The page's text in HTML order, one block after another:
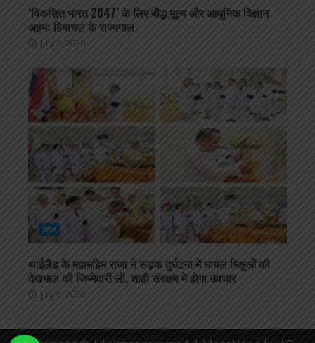
‘विकसित भारत 2047’ के लिए बौद्ध मूल्य और आधुनिक विज्ञान
अहम: हिमाचल के राज्यपाल
July 6, 2026
विदेश
थाईलैंड के महामहिम राजा ने सड़क दुर्घटना में घायल भिक्षुओं की
देखभाल की जिम्मेदारी ली, शाही संरक्षण में होगा उपचार
July 6, 2026